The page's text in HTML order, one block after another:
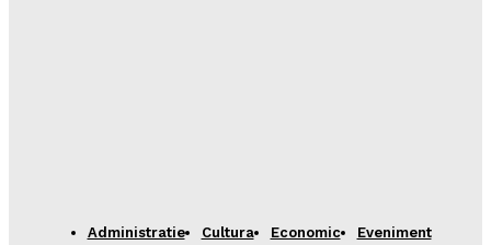
Administratie Cultura Economic
Eveniment